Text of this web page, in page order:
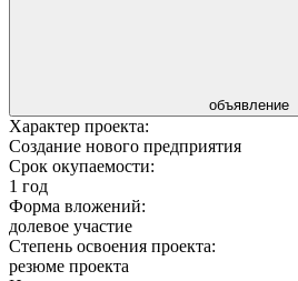
объявление
Характер проекта:
Создание нового предприятия
Срок окупаемости:
1 год
Форма вложений:
долевое участие
Степень освоения проекта:
резюме проекта